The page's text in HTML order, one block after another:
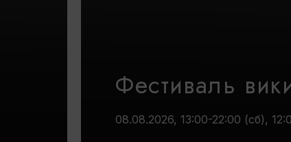
Фестиваль
08.08.2026, 13:00-22:00 (сб),